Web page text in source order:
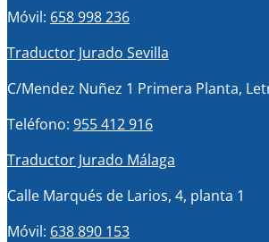
Móvil: 658 998 236
Traductor Jurado Sevilla
C/Mendez Nuñez 1 Primera Planta,
Teléfono: 955 412 916
Traductor Jurado Málaga
Calle Marqués de Larios, 4, planta 1
Móvil: 638 890 153